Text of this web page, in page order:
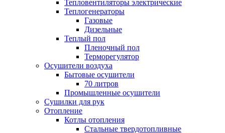
Тепловентиляторы электрические
Теплогенераторы
Газовые
Дизельные
Теплый пол
Пленочный пол
Терморегулятор
Осушители воздуха
Бытовые осушители
70 литров
Промышленные осушители
Сушилки для рук
Отопление
Котлы отопления
Стальные твердотопливные